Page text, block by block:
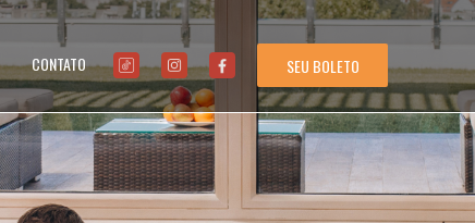
CONTATO SEU BOLETO